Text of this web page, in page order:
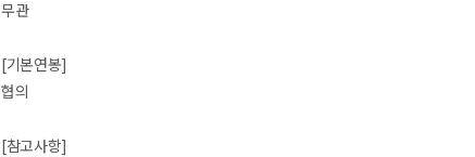
무관
[기본연봉]
협의
[참고사항]